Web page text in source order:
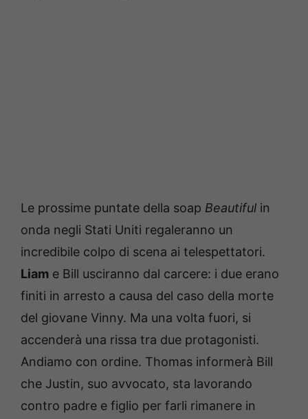
Le prossime puntate della soap Beautiful in
onda negli Stati Uniti regaleranno un
incredibile colpo di scena ai telespettatori.
Liam e Bill usciranno dal carcere: i due erano
finiti in arresto a causa del caso della morte
del giovane Vinny. Ma una volta fuori, si
accenderà una rissa tra due protagonisti.
Andiamo con ordine. Thomas informerà Bill
che Justin, suo avvocato, sta lavorando
contro padre e figlio per farli rimanere in